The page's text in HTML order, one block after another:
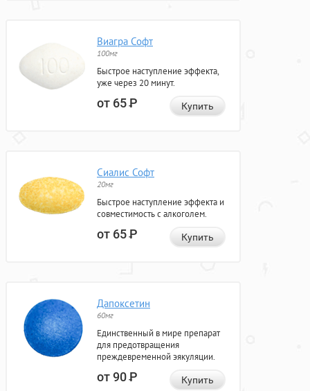
Виагра Софт
100мг
Быстрое наступление эффекта,
уже через 20 минут.
от 65Р Купить
Сиалис Софт
20мг
Быстрое наступление эффекта и
совместимость с алкоголем.
от 65Р Купить
Дапоксетин
60мг
Единственный в мире препарат
для предотвращения
преждевременной эякуляции.
от 90Р Купить